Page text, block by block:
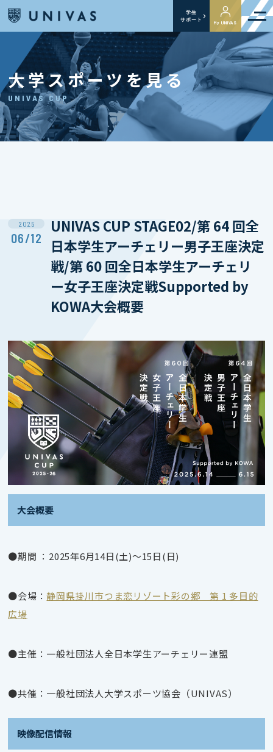
学生
サポート
My UNIVAS
大学スポーツを見る
UNIVAS CUP
2025
06/12
UNIVAS CUP STAGE02/第 64 回全
日本学生アーチェリー男子王座決定
戦/第 60 回全日本学生アーチェリ
ー女子王座決定戦Supported by
KOWA大会概要
大会概要
●期間 ：2025年6月14日(土)～15日(日)
●会場：静岡県掛川市つま恋リゾート彩の郷 第 1 多目的
広場
●主催：一般社団法人全日本学生アーチェリー連盟
●共催：一般社団法人大学スポーツ協会（UNIVAS）
映像配信情報